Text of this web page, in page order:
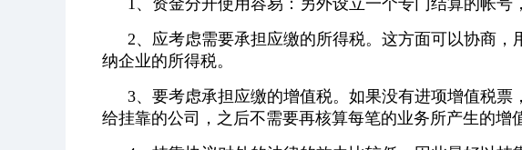
1、资金分开使用容易：另外设立一个专门结算的帐号
2、应考虑需要承担应缴的所得税。这方面可以协商
纳企业的所得税。
3、要考虑承担应缴的增值税。如果没有进项增值税
给挂靠的公司，之后不需要再核算每笔的业务所产生的增